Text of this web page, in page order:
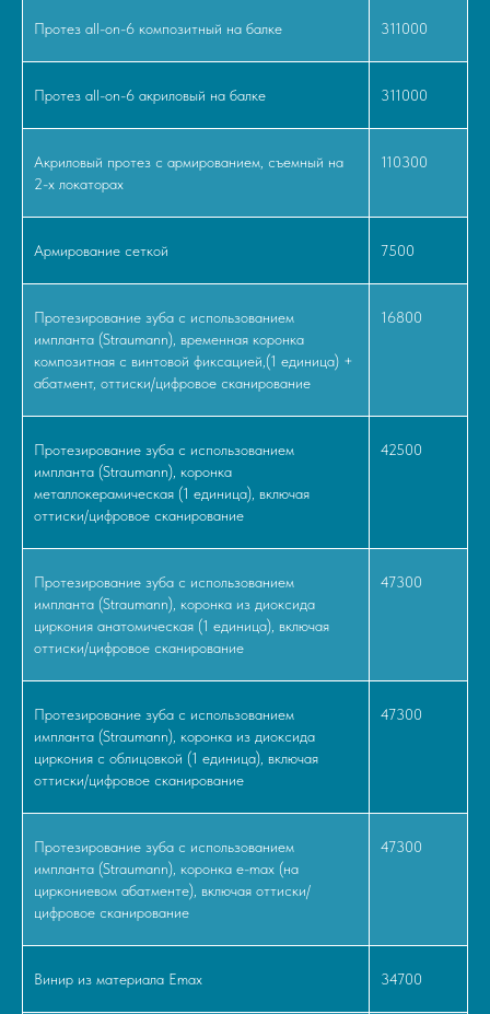
Протез all-on-6 композитный на балке 311000
Протез all-on-6 акриловый на балке 311000
Акриловый протез с армированием, съемный на
2-х локаторах
110300
Армирование сеткой 7500
Протезирование зуба с использованием
импланта (Straumann), временная коронка
композитная с винтовой фиксацией,(1 единица) +
абатмент, оттиски/цифровое сканирование
16800
Протезирование зуба с использованием
импланта (Straumann), коронка
металлокерамическая (1 единица), включая
оттиски/цифровое сканирование
42500
Протезирование зуба с использованием
импланта (Straumann), коронка из диоксида
циркония анатомическая (1 единица), включая
оттиски/цифровое сканирование
47300
Протезирование зуба с использованием
импланта (Straumann), коронка из диоксида
циркония с облицовкой (1 единица), включая
оттиски/цифровое сканирование
47300
Протезирование зуба с использованием
импланта (Straumann), коронка e-max (на
циркониевом абатменте), включая оттиски/
цифровое сканирование
47300
Винир из материала Emax 34700